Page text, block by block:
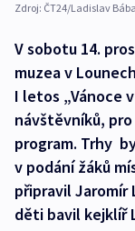
Zdroj: ČT24/Ladislav Bába
V sobotu 14.
muzea v
I letos „Vánoce
návštěvníků,
program. Trhy
v podání žáků
připravil Jaromír
děti bavil kejklíř